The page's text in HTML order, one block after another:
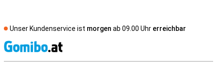
Unser Kundenservice ist morgen ab 09.00 Uhr erreichbar